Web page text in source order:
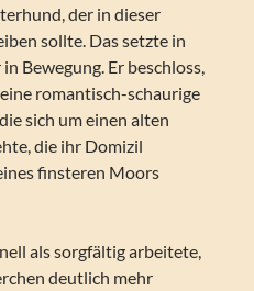
der in dieser
sollte. Das setzte in
Bewegung. Er beschloss,
romantisch-schaurige
sich um einen alten
die ihr Domizil
finsteren Moors
als sorgfältig arbeitete,
deutlich mehr